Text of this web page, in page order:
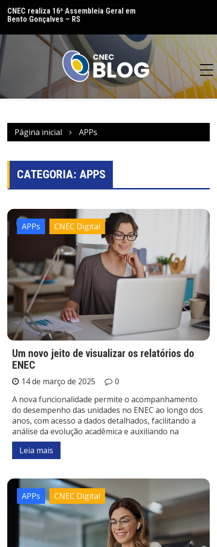
CNEC realiza 16ª Assembleia Geral em
Bento Gonçalves – RS
Página inicial APPs
CATEGORIA: APPS
APPs CNEC Digital
Um novo jeito de visualizar os relatórios do
ENEC
14 de março de 2025
0
A nova funcionalidade permite o acompanhamento
do desempenho das unidades no ENEC ao longo dos
anos, com acesso a dados detalhados, facilitando a
análise da evolução acadêmica e auxiliando na
Leia mais
APPs CNEC Digital